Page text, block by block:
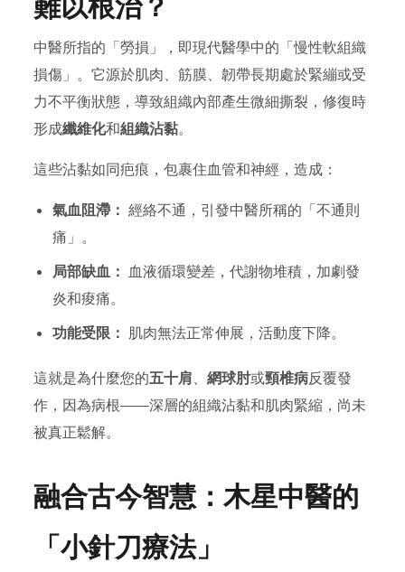
中醫所指的「勞損」，即現代醫學中的「慢性軟組織
損傷」。它源於肌肉、筋膜、韌帶長期處於緊繃或受
力不平衡狀態，導致組織內部產生微細撕裂，修復時
形成纖維化和組織沾黏。
這些沾黏如同疤痕，包裹住血管和神經，造成：
氣血阻滯： 經絡不通，引發中醫所稱的「不通則
痛」。
局部缺血： 血液循環變差，代謝物堆積，加劇發
炎和痠痛。
功能受限： 肌肉無法正常伸展，活動度下降。
這就是為什麼您的五十肩、網球肘或頸椎病反覆發
作，因為病根——深層的組織沾黏和肌肉緊縮，尚未
被真正鬆解。
融合古今智慧：木星中醫的
「小針刀療法」